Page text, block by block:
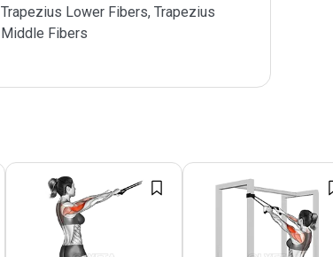
Trapezius Lower Fibers, Trapezius
Middle Fibers